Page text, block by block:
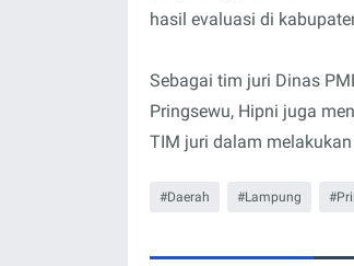
hasil evaluasi di
Sebagai tim juri Dinas
Pringsewu, Hipni juga
TIM juri dalam
Daerah Lampung